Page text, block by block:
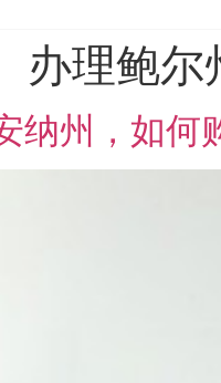
办理鲍尔
纳州，如何